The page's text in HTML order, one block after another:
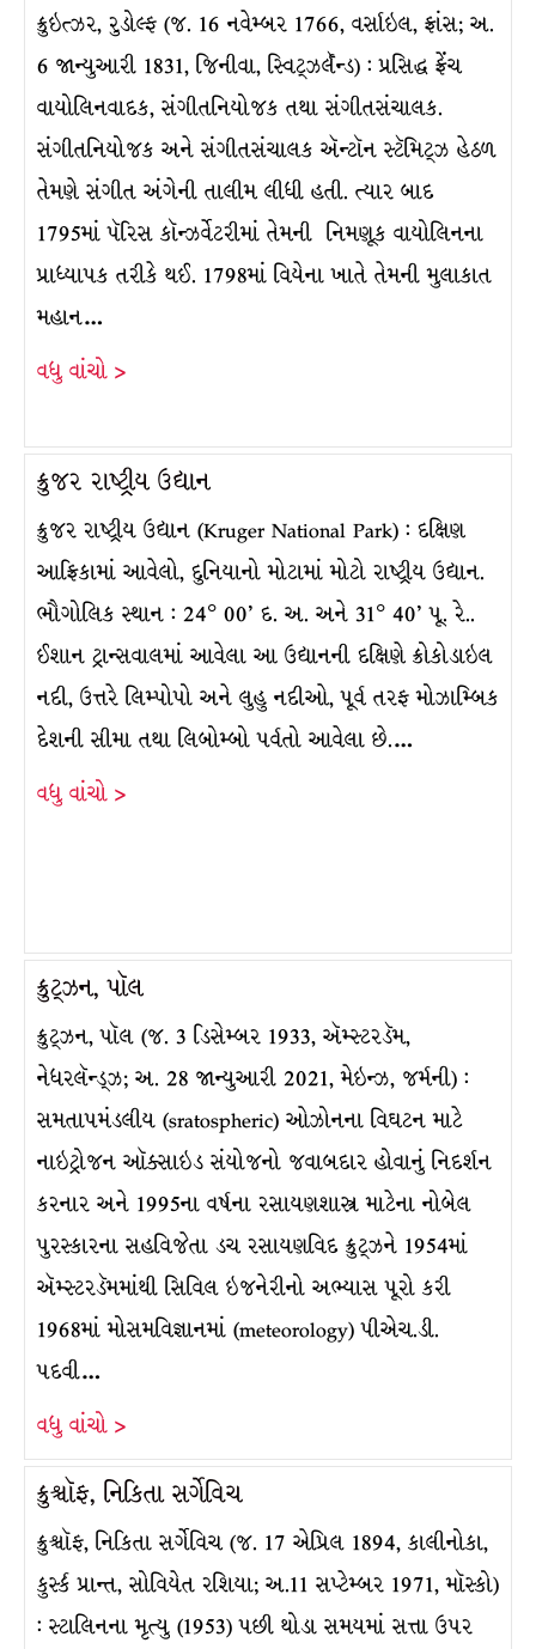
ક્રુઇત્ઝર, રુડોલ્ફ (જ. 16 નવેમ્બર 1766, વર્સાઇલ, ફ્રાંસ; અ.
6 જાન્યુઆરી 1831, જિનીવા, સ્વિટ્ઝર્લૅન્ડ) : પ્રસિદ્ધ ફ્રેંચ
વાયોલિનવાદક, સંગીતનિયોજક તથા સંગીતસંચાલક.
સંગીતનિયોજક અને સંગીતસંચાલક ઍન્ટૉન સ્ટૅમિટ્ઝ હેઠળ
તેમણે સંગીત અંગેની તાલીમ લીધી હતી. ત્યાર બાદ
1795માં પૅરિસ કૉન્ઝર્વેટરીમાં તેમની નિમણૂક વાયોલિનના
પ્રાધ્યાપક તરીકે થઈ. 1798માં વિયેના ખાતે તેમની મુલાકાત
મહાન…
વધુ વાંચો >
ક્રુજર રાષ્ટ્રીય ઉદ્યાન
ક્રુજર રાષ્ટ્રીય ઉદ્યાન (Kruger National Park) : દક્ષિણ
આફ્રિકામાં આવેલો, દુનિયાનો મોટામાં મોટો રાષ્ટ્રીય ઉદ્યાન.
ભૌગોલિક સ્થાન : 24° 00’ દ. અ. અને 31° 40’ પૂ. રે..
ઈશાન ટ્રાન્સવાલમાં આવેલા આ ઉદ્યાનની દક્ષિણે ક્રોકોડાઇલ
નદી, ઉત્તરે લિમ્પોપો અને લુહુ નદીઓ, પૂર્વ તરફ મોઝામ્બિક
દેશની સીમા તથા લિબોમ્બો પર્વતો આવેલા છે.…
વધુ વાંચો >
ક્રુટ્ઝન, પૉલ
ક્રુટ્ઝન, પૉલ (જ. 3 ડિસેમ્બર 1933, ઍમ્સ્ટરડૅમ,
નેધરલૅન્ડ્ઝ; અ. 28 જાન્યુઆરી 2021, મેઇન્ઝ, જર્મની) :
સમતાપમંડલીય (sratospheric) ઓઝોનના વિઘટન માટે
નાઇટ્રોજન ઑક્સાઇડ સંયોજનો જવાબદાર હોવાનું નિદર્શન
કરનાર અને 1995ના વર્ષના રસાયણશાસ્ત્ર માટેના નોબેલ
પુરસ્કારના સહવિજેતા ડચ રસાયણવિદ ક્રુટ્ઝને 1954માં
ઍમ્સ્ટરડૅમમાંથી સિવિલ ઇજનેરીનો અભ્યાસ પૂરો કરી
1968માં મોસમવિજ્ઞાનમાં (meteorology) પીએચ.ડી.
પદવી…
વધુ વાંચો >
ક્રુશ્ચૉફ, નિકિતા સર્ગેવિચ
ક્રુશ્ચૉફ, નિકિતા સર્ગેવિચ (જ. 17 એપ્રિલ 1894, કાલીનોકા,
કુર્સ્ક પ્રાન્ત, સોવિયેત રશિયા; અ.11 સપ્ટેમ્બર 1971, મૉસ્કો)
: સ્ટાલિનના મૃત્યુ (1953) પછી થોડા સમયમાં સત્તા ઉપર